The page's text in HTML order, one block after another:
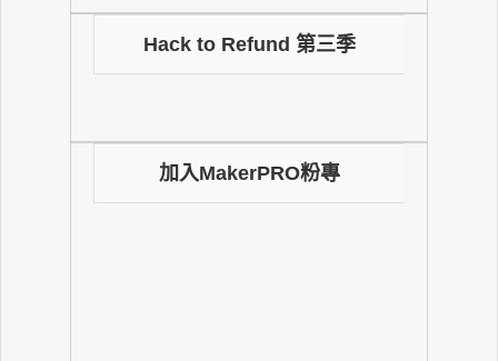
Hack to Refund 第三季
加入MakerPRO粉專